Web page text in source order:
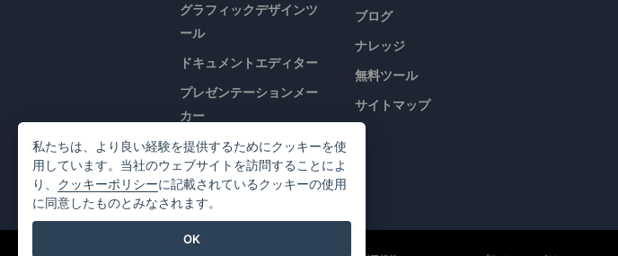
グラフィックデザインツ
ール
ドキュメントエディター
プレゼンテーションメー
カー
表計算エディター
価格
ブログ
ナレッジ
無料ツール
サイトマップ
私たちは、より良い経験を提供するためにクッキーを使
用しています。当社のウェブサイトを訪問することによ
り、 クッキーポリシーに記載されているクッキーの使用
に同意したものとみなされます。
OK